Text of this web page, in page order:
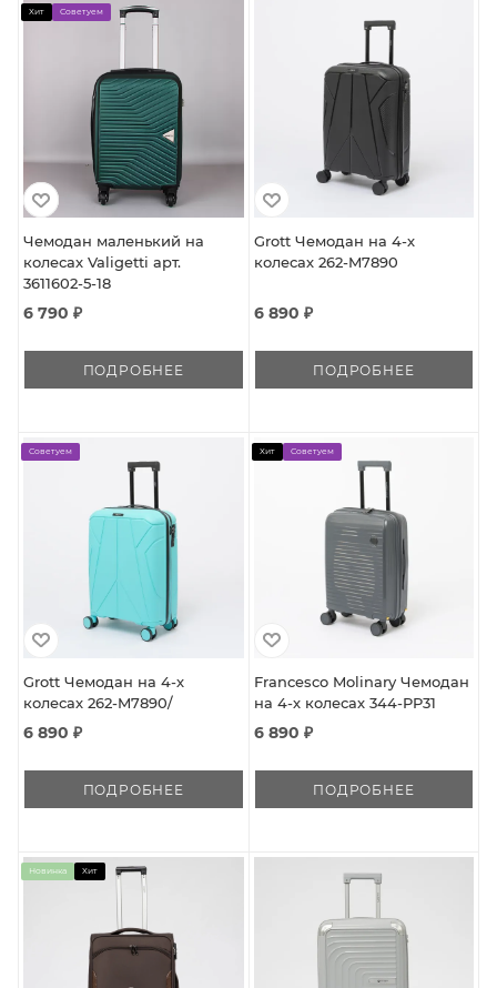
Хит Советуем
Чемодан маленький на
колесах Valigetti арт.
3611602-5-18
6 790 ₽
ПОДРОБНЕЕ
Grott Чемодан на 4-х
колесах 262-M7890
6 890 ₽
ПОДРОБНЕЕ
Советуем
Grott Чемодан на 4-х
колесах 262-M7890/
6 890 ₽
ПОДРОБНЕЕ
Хит Советуем
Francesco Molinary Чемодан
на 4-х колесах 344-PP31
6 890 ₽
ПОДРОБНЕЕ
Новинка Хит